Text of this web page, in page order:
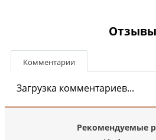
Отзывы
Комментарии
Загрузка комментариев...
Рекомендуемые